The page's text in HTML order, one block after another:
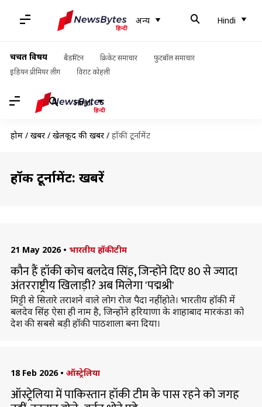
अन्य Hindi
चर्चित विषय बैडमिंटन क्रिकेट समाचार
फुटबॉल समाचार
इंडियन प्रीमियर लीग
विराट कोहली
Hindi
होम / खबरें / खेलकूद की खबरें / हॉकी टूर्नामेंट
हॉकी टूर्नामेंट: खबरें
21 May 2026 • भारतीय हॉकी टीम
कौन हैं हॉकी कोच बलदेव सिंह, जिन्होंने दिए 80 से ज्यादा
अंतरराष्ट्रीय खिलाड़ी? अब मिलेगा 'पद्मश्री'
मिट्टी से सितारे तराशने वाले लोग रोज पैदा नहीं होते। भारतीय हॉकी में
बलदेव सिंह ऐसा ही नाम है, जिन्होंने हरियाणा के शाहाबाद मारकंडा को
देश की सबसे बड़ी हॉकी पाठशाला बना दिया।
18 Feb 2026 • ऑस्ट्रेलिया
ऑस्ट्रेलिया में पाकिस्तान हॉकी टीम के पास रहने को जगह